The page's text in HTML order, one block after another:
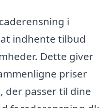
i
indhente tilbud
Dette giver
priser
der passer til dine